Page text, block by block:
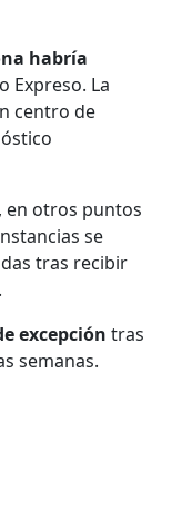
habría
Expreso. La
centro de
en otros puntos
se
tras recibir
excepción tras
semanas.